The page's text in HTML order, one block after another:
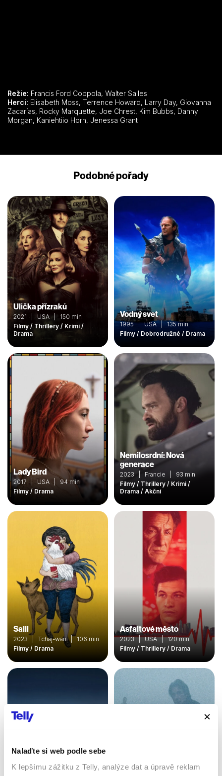
Nalaďte si web podle sebe
K lepšímu zážitku z Telly, analýze dat a úpravě reklam
Režie: Francis Ford Coppola, Walter Salles
Herci:
Zacarías, Rocky Marquette, Joe Chrest, Kim Bubbs, Danny
Morgan, Kaniehtiio Horn, Jenessa Grant
Podobné pořady
Ulička přízraků
2021 | USA | 150 min
Filmy / Thrillery / Krimi /
Drama
Vodný svet
1995 | USA | 135 min
Filmy / Dobrodružné / Drama
Lady Bird
2017 | USA | 94 min
Filmy / Drama
Nemilosrdní: Nová
generace
2023 | Francie | 93 min
Filmy / Thrillery / Krimi /
Drama / Akční
Salli
2023 | Tchaj-wan | 106 min
Filmy / Drama
Asfaltové město
2023 | USA | 120 min
Filmy / Thrillery / Drama
Automata